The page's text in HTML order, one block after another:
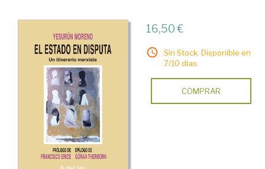
16,50 €
Sin Stock. Disponible en
7/10 días.
COMPRAR